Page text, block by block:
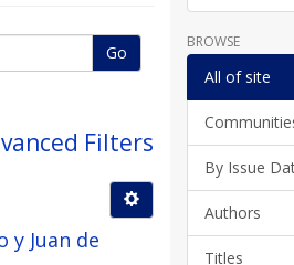
Go
Filters
y Juan de
BROWSE
All of site
By Issue
Authors
Titles